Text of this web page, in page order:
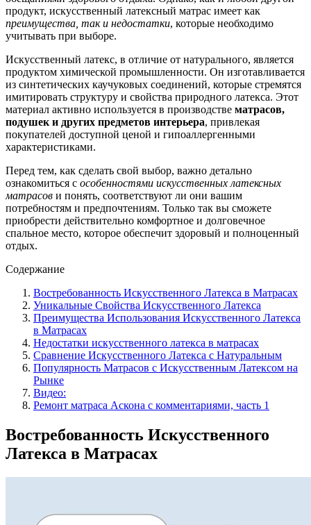
продукт, искусственный латексный матрас имеет как
преимущества, так и недостатки, которые необходимо
учитывать при выборе.
Искусственный латекс, в отличие от натурального, является
продуктом химической промышленности. Он изготавливается
из синтетических каучуковых соединений, которые стремятся
имитировать структуру и свойства природного латекса. Этот
материал активно используется в производстве матрасов,
подушек и других предметов интерьера, привлекая
покупателей доступной ценой и гипоаллергенными
характеристиками.
Перед тем, как сделать свой выбор, важно детально
ознакомиться с особенностями искусственных латексных
матрасов и понять, соответствуют ли они вашим
потребностям и предпочтениям. Только так вы сможете
приобрести действительно комфортное и долговечное
спальное место, которое обеспечит здоровый и полноценный
отдых.
Содержание
Востребованность Искусственного Латекса в Матрасах
Уникальные Свойства Искусственного Латекса
Преимущества Использования Искусственного Латекса
в Матрасах
Недостатки искусственного латекса в матрасах
Сравнение Искусственного Латекса с Натуральным
Популярность Матрасов с Искусственным Латексом на
Рынке
Видео:
Ремонт матраса Аскона с комментариями, часть 1
Востребованность Искусственного
Латекса в Матрасах